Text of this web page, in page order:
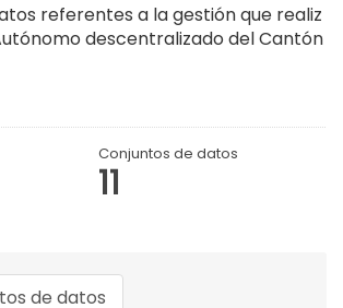
referentes a la gestión que realiz
descentralizado del Cantón
Conjuntos de datos
11
de datos